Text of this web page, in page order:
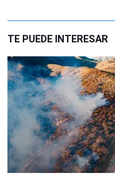
TE PUEDE INTERESAR